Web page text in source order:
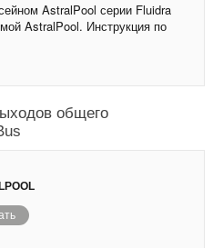
AstralPool серии Fluidra
AstralPool. Инструкция по
общего